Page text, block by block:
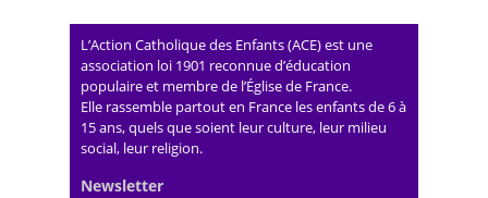
L’Action Catholique des Enfants (ACE) est une
association loi 1901 reconnue d’éducation
populaire et membre de l’Église de France.
Elle rassemble partout en France les enfants de 6 à
15 ans, quels que soient leur culture, leur milieu
social, leur religion.
Newsletter